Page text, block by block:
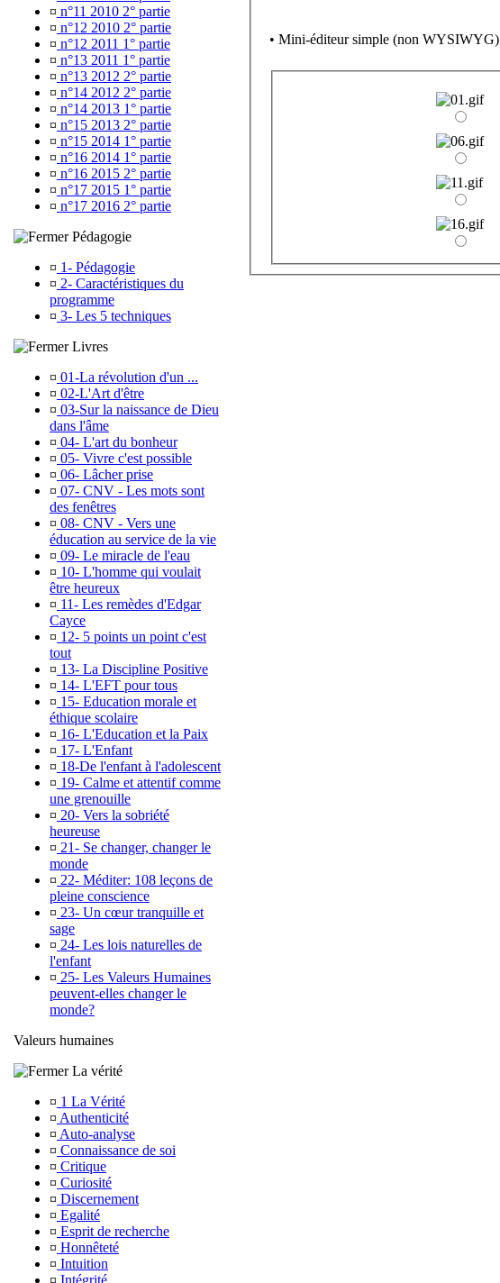
¤ n°11 2010 2° partie
¤ n°12 2010 2° partie
¤ n°12 2011 1° partie
¤ n°13 2011 1° partie
¤ n°13 2012 2° partie
¤ n°14 2012 2° partie
¤ n°14 2013 1° partie
¤ n°15 2013 2° partie
¤ n°15 2014 1° partie
¤ n°16 2014 1° partie
¤ n°16 2015 2° partie
¤ n°17 2015 1° partie
¤ n°17 2016 2° partie
Pédagogie
¤ 1- Pédagogie
¤ 2- Caractéristiques du
programme
¤ 3- Les 5 techniques
Livres
¤ 01-La révolution d'un ...
¤ 02-L'Art d'être
¤ 03-Sur la naissance de Dieu
dans l'âme
¤ 04- L'art du bonheur
¤ 05- Vivre c'est possible
¤ 06- Lâcher prise
¤ 07- CNV - Les mots sont
des fenêtres
¤ 08- CNV - Vers une
éducation au service de la vie
¤ 09- Le miracle de l'eau
¤ 10- L'homme qui voulait
être heureux
¤ 11- Les remèdes d'Edgar
Cayce
¤ 12- 5 points un point c'est
tout
¤ 13- La Discipline Positive
¤ 14- L'EFT pour tous
¤ 15- Education morale et
éthique scolaire
¤ 16- L'Education et la Paix
¤ 17- L'Enfant
¤ 18-De l'enfant à l'adolescent
¤ 19- Calme et attentif comme
une grenouille
¤ 20- Vers la sobriété
heureuse
¤ 21- Se changer, changer le
monde
¤ 22- Méditer: 108 leçons de
pleine conscience
¤ 23- Un cœur tranquille et
sage
¤ 24- Les lois naturelles de
l'enfant
¤ 25- Les Valeurs Humaines
peuvent-elles changer le
monde?
Valeurs humaines
La vérité
¤ 1 La Vérité
¤ Authenticité
¤ Auto-analyse
¤ Connaissance de soi
¤ Critique
¤ Curiosité
¤ Discernement
¤ Egalité
¤ Esprit de recherche
¤ Honnêteté
¤ Intuition
¤ Intégrité
• Mini-éditeur simple (non WYSIWYG)